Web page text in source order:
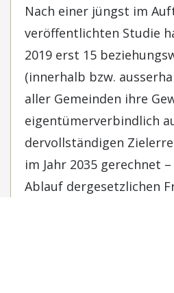
Nach einer jüngst im
veröffentlichten Studie
2019 erst 15
(innerhalb bzw.
aller Gemeinden ihre
eigentümerverbindlich
dervollständigen
im Jahr 2035 gerechnet –
Ablauf dergesetzlichen